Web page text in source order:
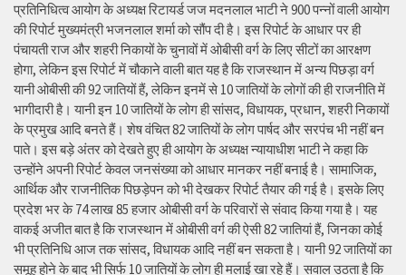
प्रतिनिधित्व आयोग के अध्यक्ष रिटायर्ड जज मदनलाल भाटी ने 900 पन्नों वाली आयोग
की रिपोर्ट मुख्यमंत्री भजनलाल शर्मा को सौंप दी है। इस रिपोर्ट के आधार पर ही
पंचायती राज और शहरी निकायों के चुनावों में ओबीसी वर्ग के लिए सीटों का आरक्षण
होगा, लेकिन इस रिपोर्ट में चौकाने वाली बात यह है कि राजस्थान में अन्य पिछड़ा वर्ग
यानी ओबीसी की 92 जातियों हैं, लेकिन इनमें से 10 जातियों के लोगों की ही राजनीति में
भागीदारी है। यानी इन 10 जातियों के लोग ही सांसद, विधायक, प्रधान, शहरी निकायों
के प्रमुख आदि बनते हैं। शेष वंचित 82 जातियों के लोग पार्षद और सरपंच भी नहीं बन
पाते। इस बड़े अंतर को देखते हुए ही आयोग के अध्यक्ष न्यायाधीश भाटी ने कहा कि
उन्होंने अपनी रिपोर्ट केवल जनसंख्या को आधार मानकर नहीं बनाई है। सामाजिक,
आर्थिक और राजनीतिक पिछड़ेपन को भी देखकर रिपोर्ट तैयार की गई है। इसके लिए
प्रदेश भर के 74 लाख 85 हजार ओबीसी वर्ग के परिवारों से संवाद किया गया है। यह
वाकई अजीत बात है कि राजस्थान में ओबीसी वर्ग की ऐसी 82 जातियां हैं, जिनका कोई
भी प्रतिनिधि आज तक सांसद, विधायक आदि नहीं बन सकता है। यानी 92 जातियों का
समूह होने के बाद भी सिर्फ 10 जातियों के लोग ही मलाई खा रहे हैं। सवाल उठता है कि